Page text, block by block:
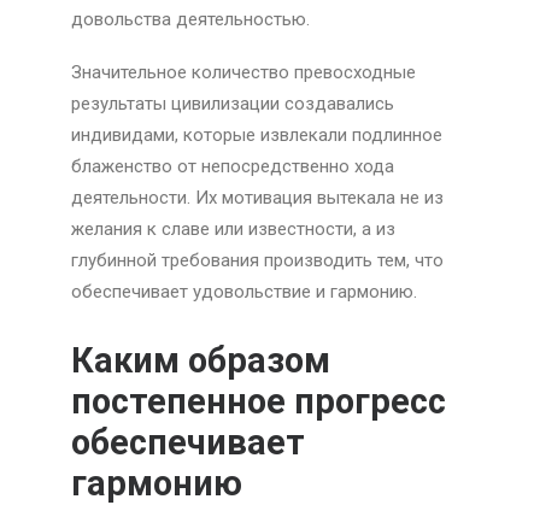
довольства деятельностью.
Значительное количество превосходные
результаты цивилизации создавались
индивидами, которые извлекали подлинное
блаженство от непосредственно хода
деятельности. Их мотивация вытекала не из
желания к славе или известности, а из
глубинной требования производить тем, что
обеспечивает удовольствие и гармонию.
Каким образом
постепенное прогресс
обеспечивает
гармонию